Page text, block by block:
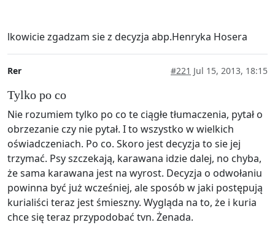
lkowicie zgadzam sie z decyzja abp.Henryka Hosera
Rer #221 Jul 15, 2013, 18:15
Tylko po co
Nie rozumiem tylko po co te ciągłe tłumaczenia, pytał o
obrzezanie czy nie pytał. I to wszystko w wielkich
oświadczeniach. Po co. Skoro jest decyzja to sie jej
trzymać. Psy szczekają, karawana idzie dalej, no chyba,
że sama karawana jest na wyrost. Decyzja o odwołaniu
powinna być już wcześniej, ale sposób w jaki postępują
kurialiści teraz jest śmieszny. Wygląda na to, że i kuria
chce się teraz przypodobać tvn. Żenada.